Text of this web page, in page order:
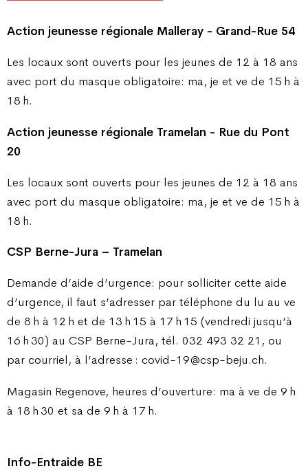
Action jeunesse régionale Malleray - Grand-Rue 54
Les locaux sont ouverts pour les jeunes de 12 à 18 ans
avec port du masque obligatoire: ma, je et ve de 15 h à
18 h.
Action jeunesse régionale Tramelan - Rue du Pont
20
Les locaux sont ouverts pour les jeunes de 12 à 18 ans
avec port du masque obligatoire: ma, je et ve de 15 h à
18 h.
CSP Berne-Jura – Tramelan
Demande d’aide d’urgence: pour solliciter cette aide
d’urgence, il faut s’adresser par téléphone du lu au ve
de 8 h à 12 h et de 13 h 15 à 17 h 15 (vendredi jusqu’à
16 h 30) au CSP Berne-Jura, tél. 032 493 32 21, ou
par courriel, à l’adresse : covid-19@csp-beju.ch.
Magasin Regenove, heures d’ouverture: ma à ve de 9 h
à 18 h 30 et sa de 9 h à 17 h.
Info-Entraide BE